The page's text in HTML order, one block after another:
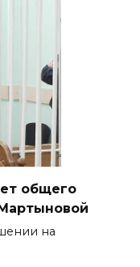
общего
на